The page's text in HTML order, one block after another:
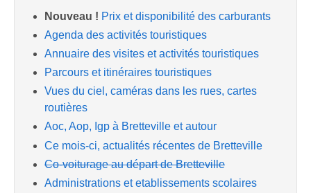
Nouveau ! Prix et disponibilité des carburants
Agenda des activités touristiques
Annuaire des visites et activités touristiques
Parcours et itinéraires touristiques
Vues du ciel, caméras dans les rues, cartes
routières
Aoc, Aop, Igp à Bretteville et autour
Ce mois-ci, actualités récentes de Bretteville
Co-voiturage au départ de Bretteville
Administrations et etablissements scolaires